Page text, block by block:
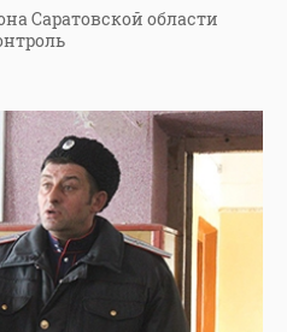
Саратовской области